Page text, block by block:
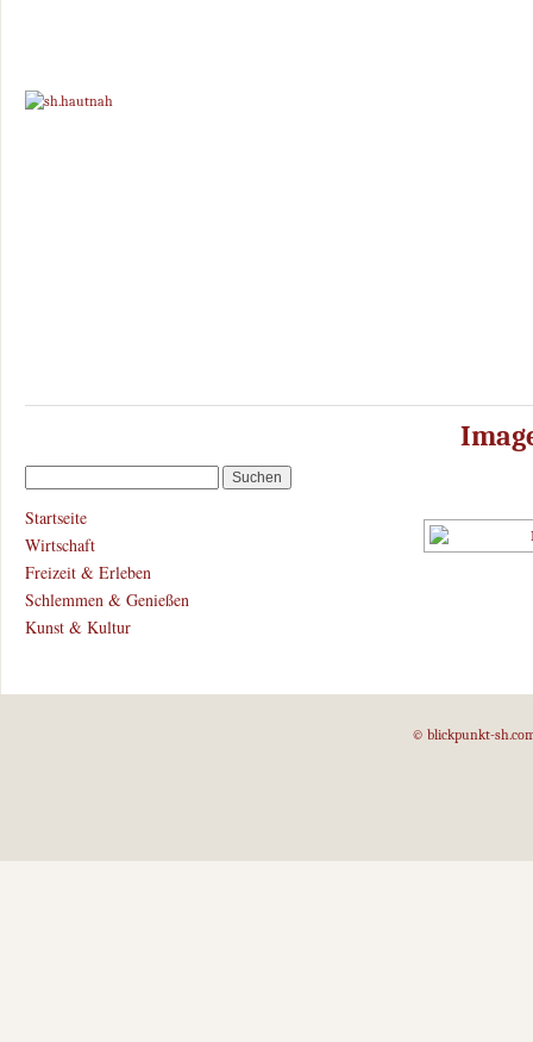
Startseite
Wirtschaft
Freizeit & Erleben
Schlemmen & Genießen
Kunst & Kultur
© blickpunkt-